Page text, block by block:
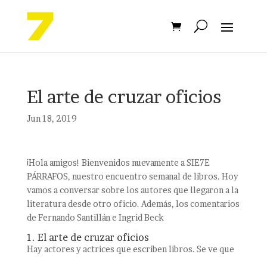
El arte de cruzar oficios
Jun 18, 2019
¡Hola amigos! Bienvenidos nuevamente a SIE7E
PÁRRAFOS, nuestro encuentro semanal de libros. Hoy
vamos a conversar sobre los autores que llegaron a la
literatura desde otro oficio. Además, los comentarios
de Fernando Santillán e Ingrid Beck
1. El arte de cruzar oficios
Hay actores y actrices que escriben libros. Se ve que